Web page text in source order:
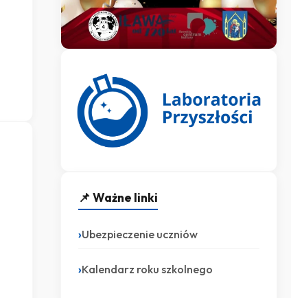
📌 Ważne linki
Ubezpieczenie uczniów
Kalendarz roku szkolnego